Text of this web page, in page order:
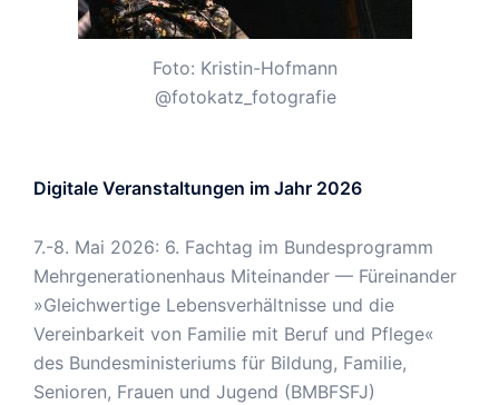
Foto: Kristin-Hofmann
@fotokatz_fotografie
Digitale Veranstaltungen im Jahr 2026
7.-8. Mai 2026: 6. Fachtag im Bundesprogramm
Mehrgenerationenhaus Miteinander — Füreinander
»Gleichwertige Lebensverhältnisse und die
Vereinbarkeit von Familie mit Beruf und Pflege«
des Bundesministeriums für Bildung, Familie,
Senioren, Frauen und Jugend (BMBFSFJ)